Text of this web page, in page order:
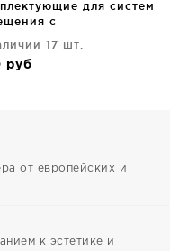
для систем
с
17 шт.
руб
от европейских и
к эстетике и